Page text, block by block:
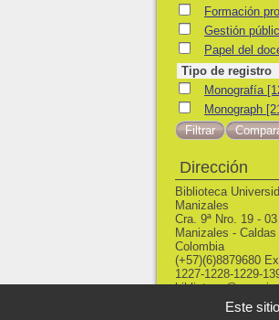
FormaciónFormación
Gestión pública
Gestión
Papel del docente
Papel del
Tipo de registro
Monografía
Monografía
Monograph
Monograph
Dirección
Biblioteca
Manizales
Cra. 9ª Nro. 19 - 03
Manizales - Caldas
Colombia
(+57)(6)8879680
1227-1228-1229-
Este